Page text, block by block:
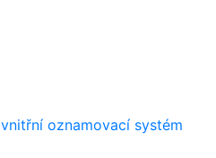
vnitřní oznamovací systém